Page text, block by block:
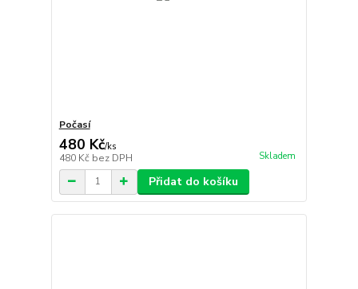
Počasí
480 Kč/ks
480 Kč bez DPH Skladem
Přidat do košíku